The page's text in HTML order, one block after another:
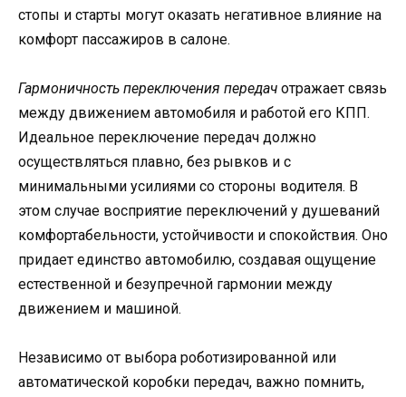
стопы и старты могут оказать негативное влияние на
комфорт пассажиров в салоне.
Гармоничность переключения передач отражает связь
между движением автомобиля и работой его КПП.
Идеальное переключение передач должно
осуществляться плавно, без рывков и с
минимальными усилиями со стороны водителя. В
этом случае восприятие переключений у душеваний
комфортабельности, устойчивости и спокойствия. Оно
придает единство автомобилю, создавая ощущение
естественной и безупречной гармонии между
движением и машиной.
Независимо от выбора роботизированной или
автоматической коробки передач, важно помнить,